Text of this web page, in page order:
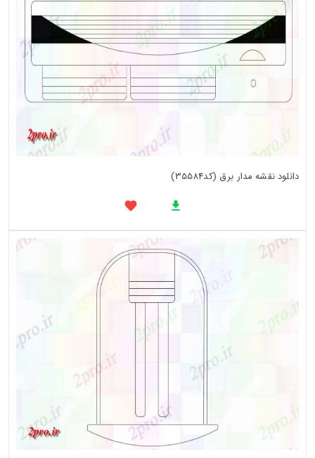
دانلود نقشه مدار برق (کد35584)